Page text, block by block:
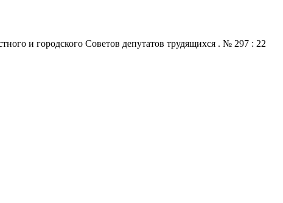
и городского Советов депутатов трудящихся . № 297 : 22